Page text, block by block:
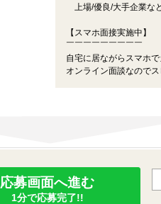
上場/優良/大手企業な
【スマホ面接実施中】
￣￣￣￣￣￣￣￣￣
自宅に居ながらスマホで
オンライン面談なのでス
応募画面へ進む
1分で応募完了!!